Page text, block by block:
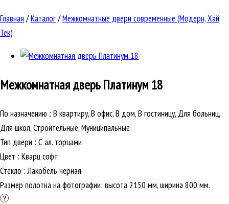
Главная /Каталог/Межкомнатные двери современные (Модерн, Хай
Тек)
Межкомнатная дверь Платинум 18
По назначению : В квартиру, В офис, В дом, В гостиницу, Для больниц,
Для школ, Строительные, Муниципальные
Тип двери : С ал. торцами
Цвет : Кварц софт
Стекло :Лакобель черная
Размер полотна на фотографии: высота 2150 мм, ширина 800 мм.